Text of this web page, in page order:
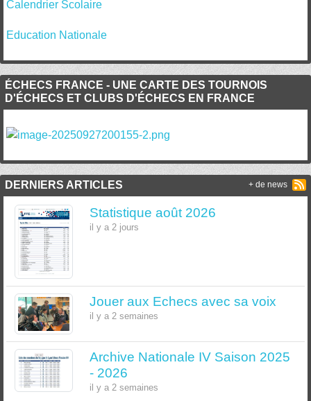
Calendrier Scolaire
Education Nationale
ÉCHECS FRANCE - UNE CARTE DES TOURNOIS
D'ÉCHECS ET CLUBS D'ÉCHECS EN FRANCE
DERNIERS ARTICLES
Statistique août 2026
il y a 2 jours
Jouer aux Echecs avec sa voix
il y a 2 semaines
Archive Nationale IV Saison 2025
- 2026
il y a 2 semaines
+ de news